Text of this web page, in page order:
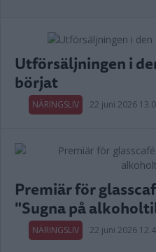
Utförsäljningen i
börjat
NÄRINGSLIV 22 juni 2026
Premiär för
"Sugna på
NÄRINGSLIV 22 juni 2026